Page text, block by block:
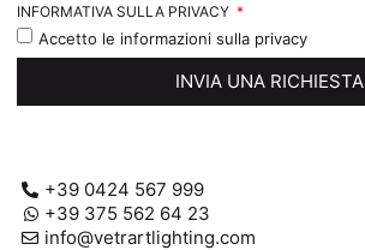
INFORMATIVA SULLA PRIVACY
Accetto le informazioni sulla privacy
INVIA UNA RICHIESTA
+39 0424 567 999
+39 375 562 64 23
info@vetrartlighting.com